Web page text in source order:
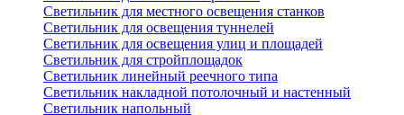
Светильник для местного освещения станков
Светильник для освещения туннелей
Светильник для освещения улиц и площадей
Светильник для стройплощадок
Светильник линейный реечного типа
Светильник накладной потолочный и настенный
Светильник напольный